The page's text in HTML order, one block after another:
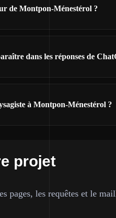
de Montpon-Ménestérol ?
dans les réponses de
à Montpon-Ménestérol ?
projet
pages, les requêtes et le